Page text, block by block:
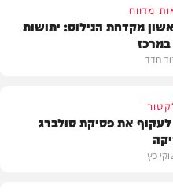
מדווח
מקדחת הנילוס: יתושות
במרכז
חדד
את פסיקת סולברג
כץ